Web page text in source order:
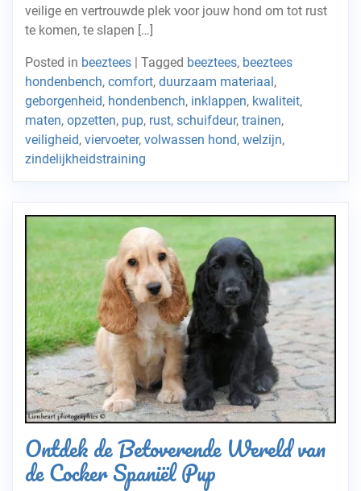
veilige en vertrouwde plek voor jouw hond om tot rust
te komen, te slapen […]
Posted in beeztees | Tagged beeztees, beeztees
hondenbench, comfort, duurzaam materiaal,
geborgenheid, hondenbench, inklappen, kwaliteit,
maten, opzetten, pup, rust, schuifdeur, trainen,
veiligheid, viervoeter, volwassen hond, welzijn,
zindelijkheidstraining
Ontdek de Betoverende Wereld van
de Cocker Spaniël Pup